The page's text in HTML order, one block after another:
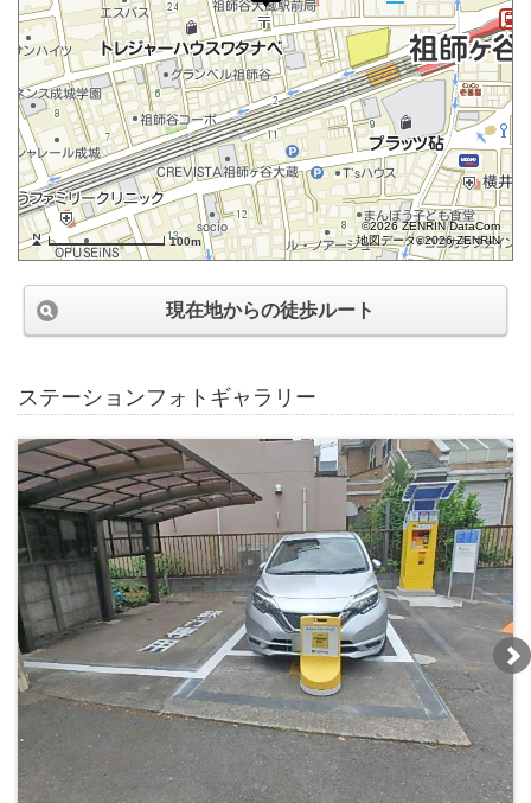
100m
©2026 ZENRIN DataCom
地図データ©2026 ZENRIN
現在地からの徒歩ルート
ステーションフォトギャラリー